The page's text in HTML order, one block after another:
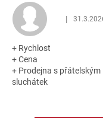
Hodnocení
|
+ Rychlost
+ Cena
+ Prodejna s
sluchátek